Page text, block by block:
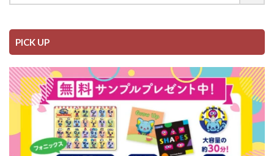
PICK UP